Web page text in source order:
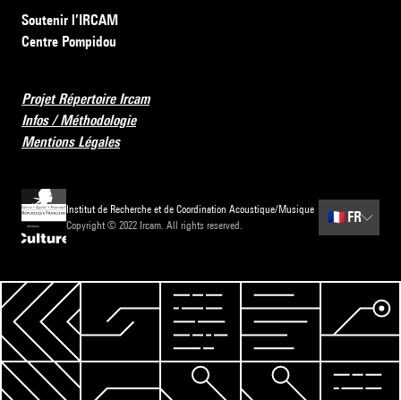
Soutenir l’IRCAM
Centre Pompidou
Projet Répertoire Ircam
Infos / Méthodologie
Mentions Légales
Institut de Recherche et de Coordination Acoustique/Musique
Copyright © 2022 Ircam. All rights reserved.
🇫🇷 FR